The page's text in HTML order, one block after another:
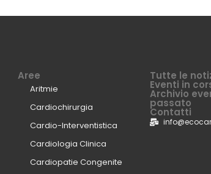
Aree
Aritmie
Cardiochirurgia
Cardio-Interventistica
Cardiologia Clinica
Cardiopatie Congenite
Tutte le
Eventi in
Archivio
passato
Contatti